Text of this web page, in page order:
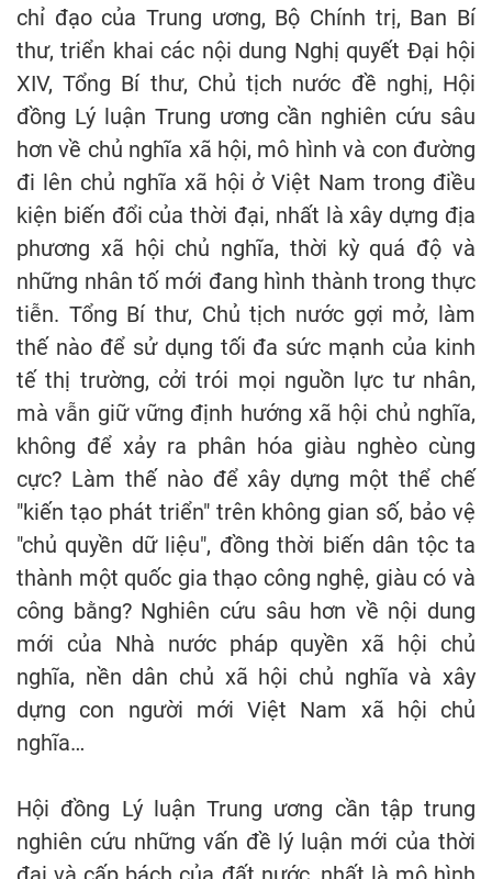
chỉ đạo của Trung ương, Bộ Chính trị, Ban Bí
thư, triển khai các nội dung Nghị quyết Đại hội
XIV, Tổng Bí thư, Chủ tịch nước đề nghị, Hội
đồng Lý luận Trung ương cần nghiên cứu sâu
hơn về chủ nghĩa xã hội, mô hình và con đường
đi lên chủ nghĩa xã hội ở Việt Nam trong điều
kiện biến đổi của thời đại, nhất là xây dựng địa
phương xã hội chủ nghĩa, thời kỳ quá độ và
những nhân tố mới đang hình thành trong thực
tiễn. Tổng Bí thư, Chủ tịch nước gợi mở, làm
thế nào để sử dụng tối đa sức mạnh của kinh
tế thị trường, cởi trói mọi nguồn lực tư nhân,
mà vẫn giữ vững định hướng xã hội chủ nghĩa,
không để xảy ra phân hóa giàu nghèo cùng
cực? Làm thế nào để xây dựng một thể chế
"kiến tạo phát triển" trên không gian số, bảo vệ
"chủ quyền dữ liệu", đồng thời biến dân tộc ta
thành một quốc gia thạo công nghệ, giàu có và
công bằng? Nghiên cứu sâu hơn về nội dung
mới của Nhà nước pháp quyền xã hội chủ
nghĩa, nền dân chủ xã hội chủ nghĩa và xây
dựng con người mới Việt Nam xã hội chủ
nghĩa…
Hội đồng Lý luận Trung ương cần tập trung
nghiên cứu những vấn đề lý luận mới của thời